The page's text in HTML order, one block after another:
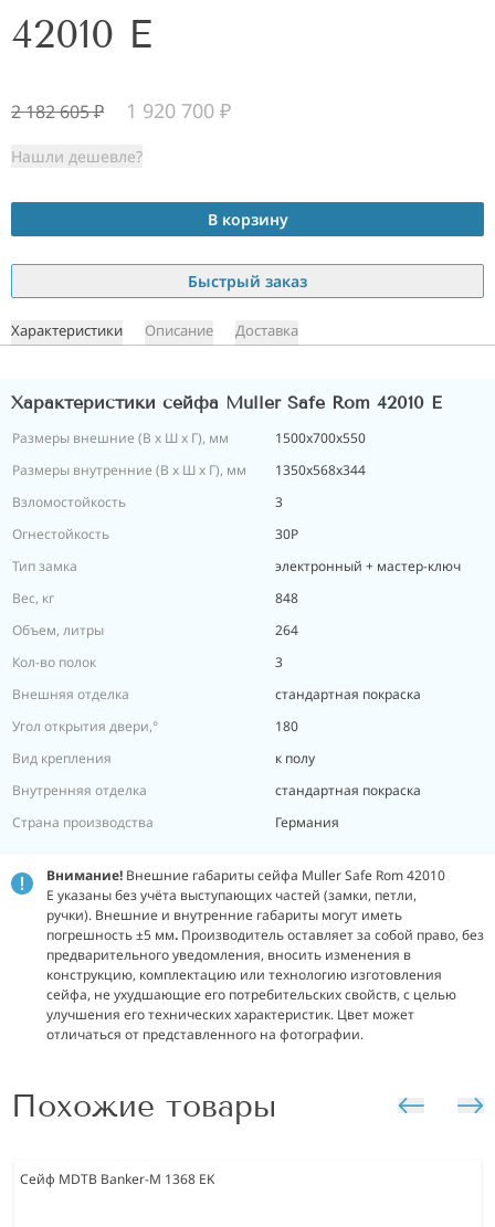
42010 E
2 182 605₽ 1 920 700 ₽
Нашли дешевле?
В корзину
Быстрый заказ
Характеристики Описание Доставка
Характеристики сейфа Muller Safe Rom 42010 E
Размеры внешние (В х Ш х Г), мм
1500х700х550
Размеры внутренние (В х Ш х Г), мм
1350х568х344
Взломостойкость
3
Огнестойкость
30P
Тип замка
электронный + мастер-ключ
Вес, кг
848
Объем, литры
264
Кол-во полок
3
Внешняя отделка
стандартная покраска
Угол открытия двери,°
180
Вид крепления
к полу
Внутренняя отделка
стандартная покраска
Страна производства
Германия
Внимание! Внешние габариты сейфа Muller Safe Rom 42010
E указаны без учёта выступающих частей (замки, петли,
ручки). Внешние и внутренние габариты могут иметь
погрешность ±5 мм. Производитель оставляет за собой право, без
предварительного уведомления, вносить изменения в
конструкцию, комплектацию или технологию изготовления
сейфа, не ухудшающие его потребительских свойств, с целью
улучшения его технических характеристик. Цвет может
отличаться от представленного на фотографии.
Похожие товары
Сейф MDTB Banker-M 1368 EK